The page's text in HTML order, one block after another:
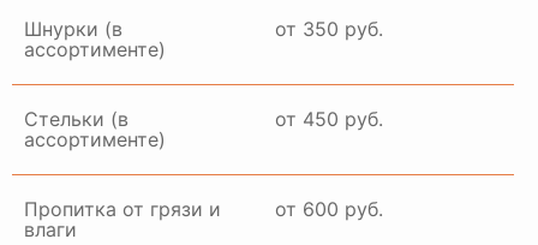
Шнурки (в
ассортименте)
от 350 руб.
Стельки (в
ассортименте)
от 450 руб.
Пропитка от грязи и
влаги
от 600 руб.